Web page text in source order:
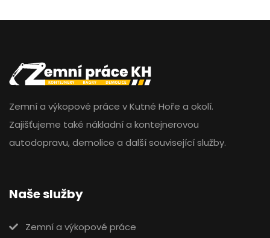
Zemní a výkopové práce v Kutné Hoře a okolí.
Zajišťujeme také nákladní a kontejnerovou
autodopravu, demolice a další související služby.
Naše služby
Zemní a výkopové práce